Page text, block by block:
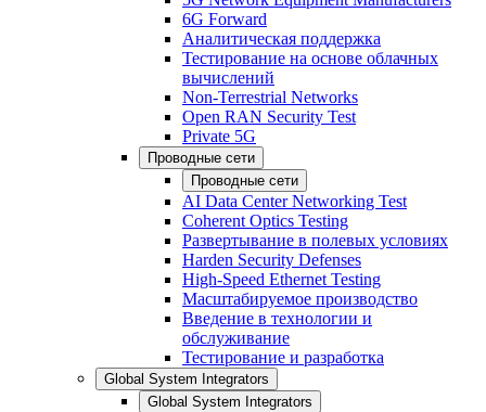
6G Forward
Аналитическая поддержка
Тестирование на основе облачных
вычислений
Non-Terrestrial Networks
Open RAN Security Test
Private 5G
Проводные сети
Проводные сети
AI Data Center Networking Test
Coherent Optics Testing
Развертывание в полевых условиях
Harden Security Defenses
High-Speed Ethernet Testing
Масштабируемое производство
Введение в технологии и
обслуживание
Тестирование и разработка
Global System Integrators
Global System Integrators